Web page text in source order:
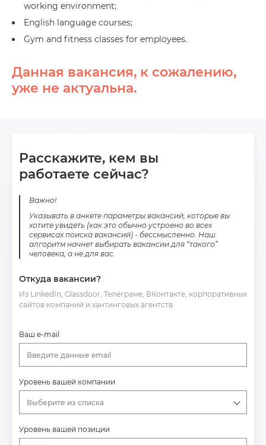
working environment;
English language courses;
Gym and fitness classes for employees.
Данная вакансия, к сожалению,
уже не актуальна.
Расскажите, кем вы
работаете сейчас?
Важно!
Указывать в анкете параметры вакансий, которые вы
хотите увидеть (как это обычно устроено во всех
сервисах поиска вакансий) - бессмысленно. Наш
алгоритм начнет выбирать вакансии для “такого”
человека, а не для вас.
Откуда вакансии?
Из LinkedIn, Glassdoor, Телеграме, ВКонтакте, корпоративных
сайтов компаний и хантинговых агентств
Ваш e-mail
Введите данные email
Уровень вашей компании
Выберите из списка
Уровень вашей позиции